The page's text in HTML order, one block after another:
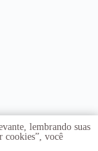
lembrando suas
cookies”, você